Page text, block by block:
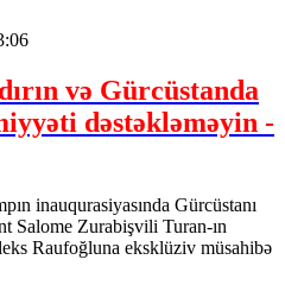
və Gürcüstanda
dəstəkləməyin -
inauqurasiyasında Gürcüstanı
Salome Zurabişvili Turan-ın
Raufoğluna eksklüziv müsahibə